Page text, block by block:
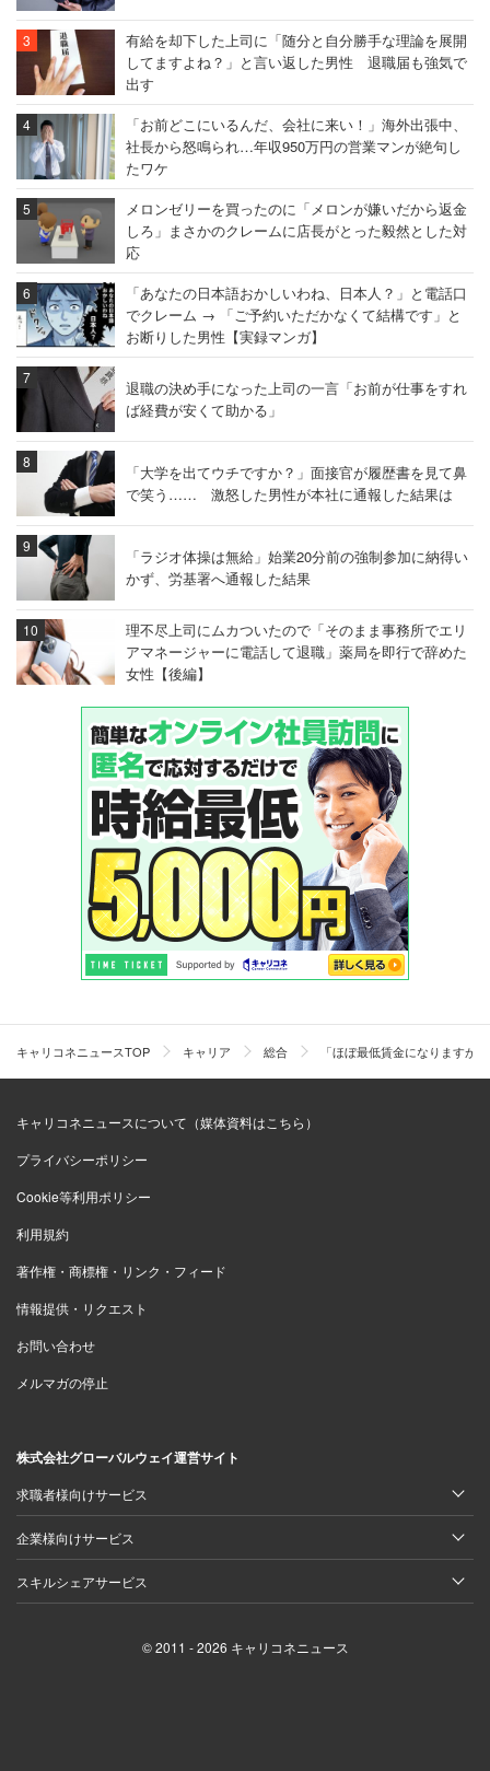
有給を却下した上司に「随分と自分勝手な理論を展開
してますよね？」と言い返した男性 退職届も強気で
出す
「お前どこにいるんだ、会社に来い！」海外出張中、
社長から怒鳴られ…年収950万円の営業マンが絶句し
たワケ
メロンゼリーを買ったのに「メロンが嫌いだから返金
しろ」まさかのクレームに店長がとった毅然とした対
応
「あなたの日本語おかしいわね、日本人？」と電話口
でクレーム → 「ご予約いただかなくて結構です」と
お断りした男性【実録マンガ】
退職の決め手になった上司の一言「お前が仕事をすれ
ば経費が安くて助かる」
「大学を出てウチですか？」面接官が履歴書を見て鼻
で笑う…… 激怒した男性が本社に通報した結果は
「ラジオ体操は無給」始業20分前の強制参加に納得い
かず、労基署へ通報した結果
理不尽上司にムカついたので「そのまま事務所でエリ
アマネージャーに電話して退職」薬局を即行で辞めた
女性【後編】
キャリコネニュースTOP キャリア 総合 「ほぼ最低賃金になりますが
キャリコネニュースについて（媒体資料はこちら）
プライバシーポリシー
Cookie等利用ポリシー
利用規約
著作権・商標権・リンク・フィード
情報提供・リクエスト
お問い合わせ
メルマガの停止
株式会社グローバルウェイ運営サイト
求職者様向けサービス
企業様向けサービス
スキルシェアサービス
© 2011 - 2026 キャリコネニュース